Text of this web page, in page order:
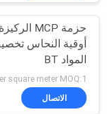
مراقبة
الجودة
اتصل
3أوقية النحاس
المواد BT
الاتصال